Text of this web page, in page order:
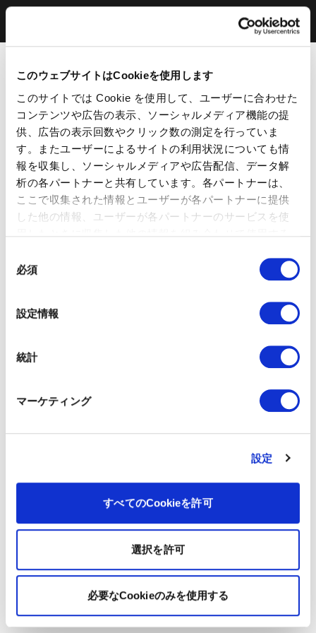
このウェブサイトはCookieを使用します
このサイトでは Cookie を使用して、ユーザーに合わせた
コンテンツや広告の表示、ソーシャルメディア機能の提
供、広告の表示回数やクリック数の測定を行っていま
す。またユーザーによるサイトの利用状況についても情
報を収集し、ソーシャルメディアや広告配信、データ解
析の各パートナーと共有しています。各パートナーは、
ここで収集された情報とユーザーが各パートナーに提供
した他の情報、ユーザーが各パートナーのサービスを使
ッキーに同意したことになります。
必須
設定情報
統計
マーケティング
設定
すべてのCookieを許可
選択を許可
必要なCookieのみを使用する